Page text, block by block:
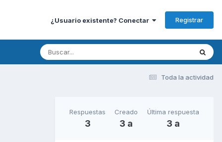
¿Usuario existente? Conectar Registrar
Toda la actividad
Respuestas
3
Creado
3 a
Última respuesta
3 a